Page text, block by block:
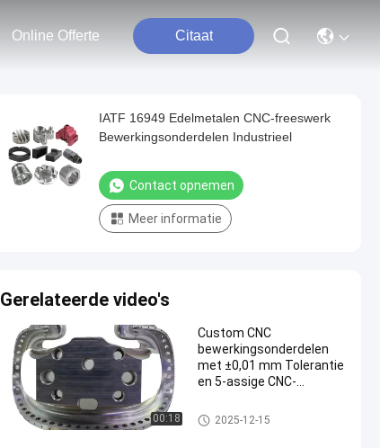
Online Offerte Citaat
IATF 16949 Edelmetalen CNC-freeswerk
Bewerkingsonderdelen Industrieel
Contact opnemen
Meer informatie
Gerelateerde video's
00:18
Custom CNC
bewerkingsonderdelen
met ±0,01 mm Tolerantie
en 5-assige CNC-
Gecertificeerd
CNC Malen dat Delen machina
al bewerkt
2025-12-15